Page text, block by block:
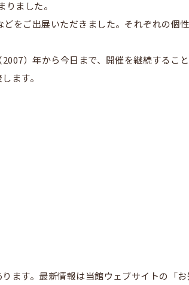
ました。
をご出展いただきました。それぞれの個
）年から今日まで、開催を継続するこ
ます。
ます。最新情報は当館ウェブサイトの「